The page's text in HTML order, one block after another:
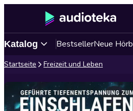
Katalog BestsellerNeue
Startseite Freizeit und Leben